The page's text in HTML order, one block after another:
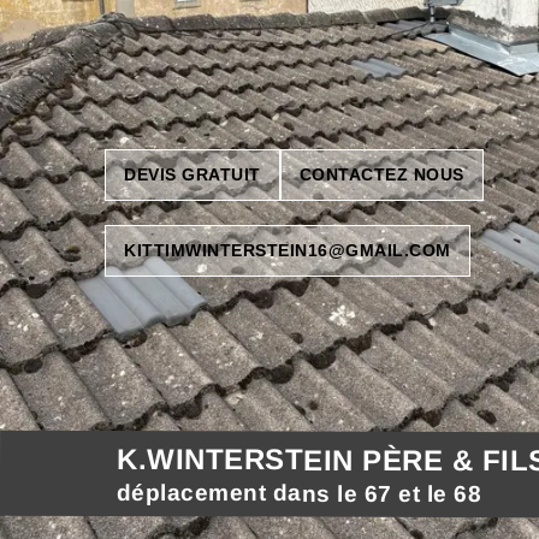
DEVIS GRATUIT CONTACTEZ NOUS
KITTIMWINTERSTEIN16@GMAIL.COM
K.WINTERSTEIN PÈRE &
déplacement dans le 67 et le 68